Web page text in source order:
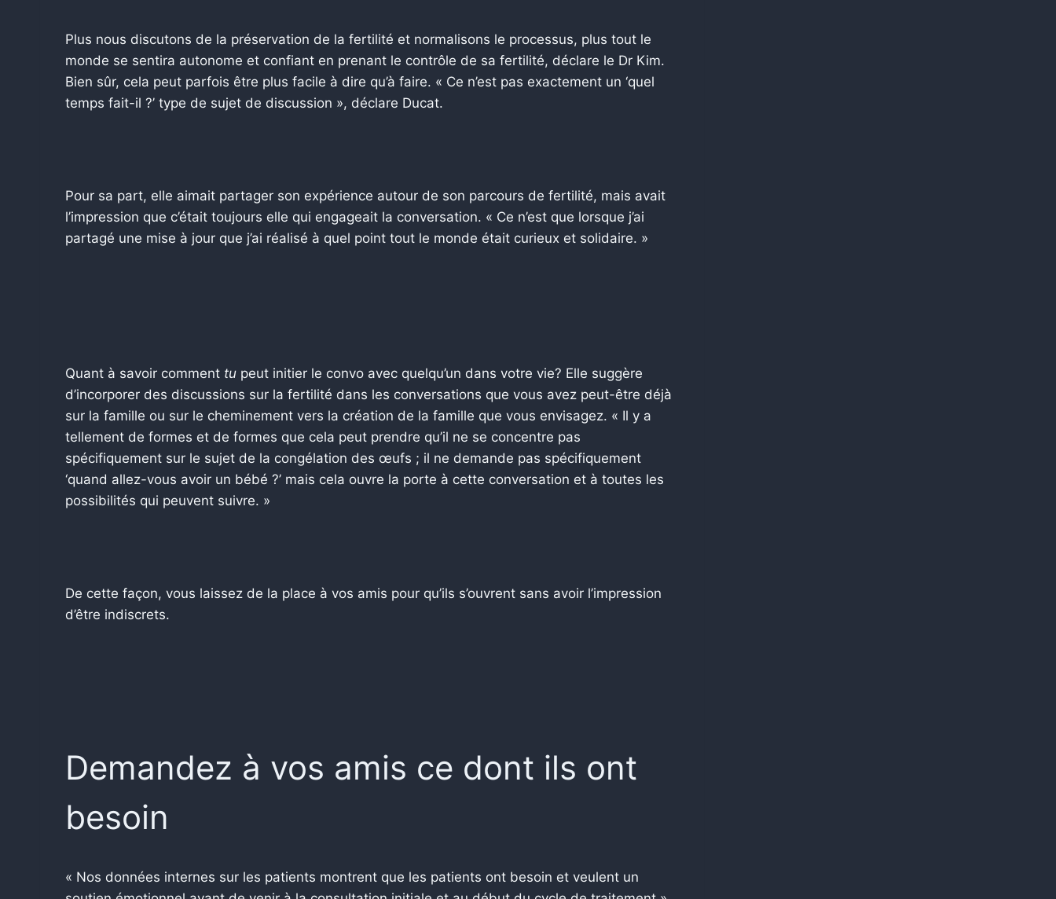
Plus nous discutons de la préservation de la fertilité et normalisons le processus, plus tout le
monde se sentira autonome et confiant en prenant le contrôle de sa fertilité, déclare le Dr Kim.
Bien sûr, cela peut parfois être plus facile à dire qu’à faire. « Ce n’est pas exactement un ‘quel
temps fait-il ?’ type de sujet de discussion », déclare Ducat.
Pour sa part, elle aimait partager son expérience autour de son parcours de fertilité, mais avait
l’impression que c’était toujours elle qui engageait la conversation. « Ce n’est que lorsque j’ai
partagé une mise à jour que j’ai réalisé à quel point tout le monde était curieux et solidaire. »
Quant à savoir comment tu peut initier le convo avec quelqu’un dans votre vie? Elle suggère
d’incorporer des discussions sur la fertilité dans les conversations que vous avez peut-être déjà
sur la famille ou sur le cheminement vers la création de la famille que vous envisagez. « Il y a
tellement de formes et de formes que cela peut prendre qu’il ne se concentre pas
spécifiquement sur le sujet de la congélation des œufs ; il ne demande pas spécifiquement
‘quand allez-vous avoir un bébé ?’ mais cela ouvre la porte à cette conversation et à toutes les
possibilités qui peuvent suivre. »
De cette façon, vous laissez de la place à vos amis pour qu’ils s’ouvrent sans avoir l’impression
d’être indiscrets.
Demandez à vos amis ce dont ils ont
besoin
« Nos données internes sur les patients montrent que les patients ont besoin et veulent un